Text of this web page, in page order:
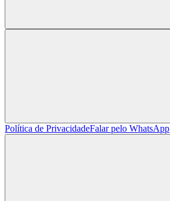
Política de PrivacidadeFalar pelo WhatsApp